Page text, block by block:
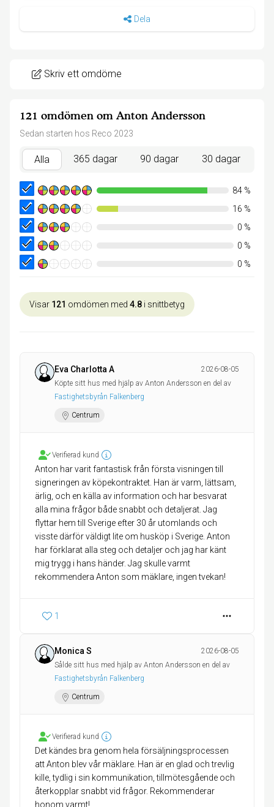
Dela
Skriv ett omdöme
121 omdömen om Anton Andersson
Sedan starten hos Reco 2023
Alla 365 dagar 90 dagar 30 dagar
84%
16 %
0 %
0 %
0 %
Visar 121 omdömen med 4.8 i snittbetyg
Eva Charlotta A
2026-08-05
Köpte sitt hus med hjälp av Anton Andersson en del av
Fastighetsbyrån Falkenberg
Centrum
Verifierad kund
Anton har varit fantastisk från första visningen till
signeringen av köpekontraktet. Han är varm, lättsam,
ärlig, och en källa av information och har besvarat
alla mina frågor både snabbt och detaljerat. Jag
flyttar hem till Sverige efter 30 år utomlands och
visste därför väldigt lite om husköp i Sverige. Anton
har förklarat alla steg och detaljer och jag har känt
mig trygg i hans händer. Jag skulle varmt
1
Monica S
2026-08-05
Sålde sitt hus med hjälp av Anton Andersson en del av
Fastighetsbyrån Falkenberg
Centrum
Verifierad kund
Det kändes bra genom hela försäljningsprocessen
att Anton blev vår mäklare. Han är en glad och trevlig
kille, tydlig i sin kommunikation, tillmötesgående och
återkopplar snabbt vid frågor. Rekommenderar
honom varmt!